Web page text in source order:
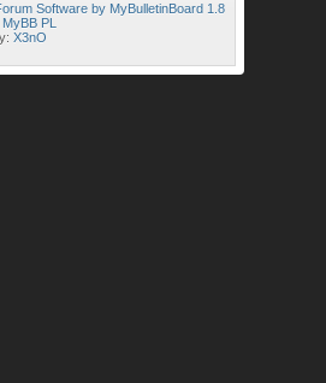
Software by MyBulletinBoard 1.8
PL
X3nO